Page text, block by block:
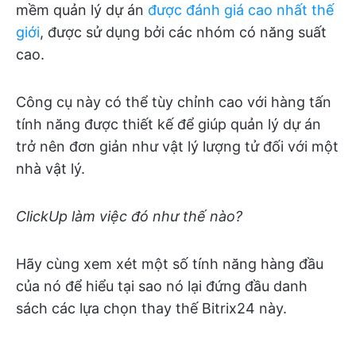
mềm quản lý dự án được đánh giá cao nhất thế
giới, được sử dụng bởi các nhóm có năng suất
cao.
Công cụ này có thể tùy chỉnh cao với hàng tấn
tính năng được thiết kế để giúp quản lý dự án
trở nên đơn giản như vật lý lượng tử đối với một
nhà vật lý.
ClickUp làm việc đó như thế nào?
Hãy cùng xem xét một số tính năng hàng đầu
của nó để hiểu tại sao nó lại đứng đầu danh
sách các lựa chọn thay thế Bitrix24 này.